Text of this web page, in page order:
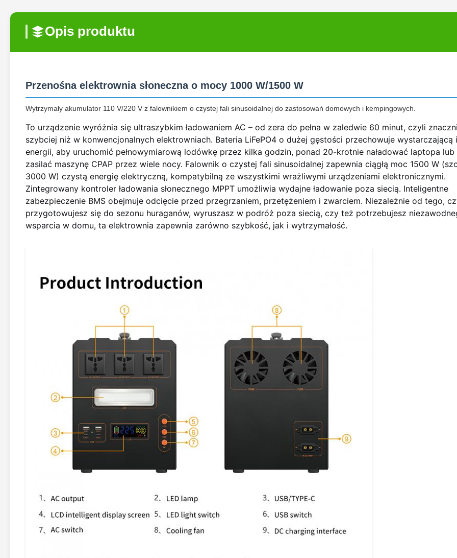
Opis produktu
Przenośna elektrownia słoneczna o mocy 1000 W/1500 W
Wytrzymały akumulator 110 V/220 V z falownikiem o czystej fali sinusoidalnej do zastosowań domowych i kempingowych.
To urządzenie wyróżnia się ultraszybkim ładowaniem AC – od zera do pełna w zaledwie 60 minut, czyli
szybciej niż w konwencjonalnych elektrowniach. Bateria LiFePO4 o dużej gęstości przechowuje wystarczającą
energii, aby uruchomić pełnowymiarową lodówkę przez kilka godzin, ponad 20-krotnie naładować laptopa lub
zasilać maszynę CPAP przez wiele nocy. Falownik o czystej fali sinusoidalnej zapewnia ciągłą moc 1500 W
3000 W) czystą energię elektryczną, kompatybilną ze wszystkimi wrażliwymi urządzeniami elektronicznymi.
Zintegrowany kontroler ładowania słonecznego MPPT umożliwia wydajne ładowanie poza siecią. Inteligentne
zabezpieczenie BMS obejmuje odcięcie przed przegrzaniem, przetężeniem i zwarciem. Niezależnie od tego,
przygotowujesz się do sezonu huraganów, wyruszasz w podróż poza siecią, czy też potrzebujesz
wsparcia w domu, ta elektrownia zapewnia zarówno szybkość, jak i wytrzymałość.